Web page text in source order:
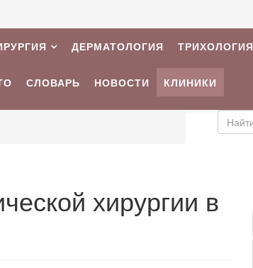
ДЕРМАТОЛОГИЯ ТРИХОЛОГИЯ
СЛОВАРЬ НОВОСТИ КЛИНИКИ
хирургии в